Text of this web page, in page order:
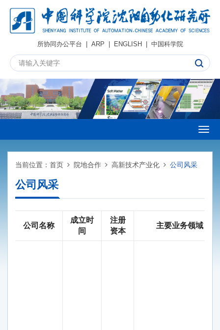
所协同办公平台 | ARP | ENGLISH| 中国科学院
当前位置： 首页 院地合作 高新技术产业化 公司风采
公司风采
公司名称
成立时
间
注册
资本
主要业务领域